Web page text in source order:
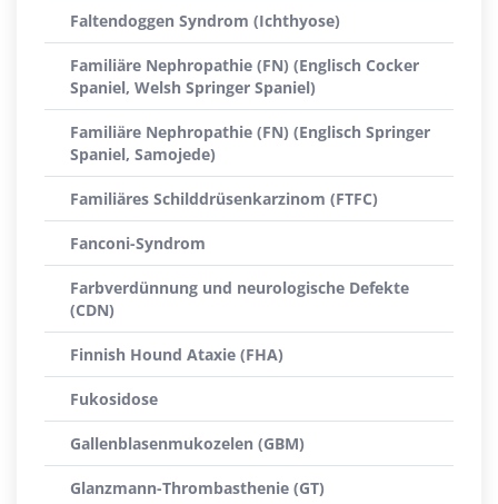
Faltendoggen Syndrom (Ichthyose)
Familiäre Nephropathie (FN) (Englisch Cocker
Spaniel, Welsh Springer Spaniel)
Familiäre Nephropathie (FN) (Englisch Springer
Spaniel, Samojede)
Familiäres Schilddrüsenkarzinom (FTFC)
Fanconi-Syndrom
Farbverdünnung und neurologische Defekte
(CDN)
Finnish Hound Ataxie (FHA)
Fukosidose
Gallenblasenmukozelen (GBM)
Glanzmann-Thrombasthenie (GT)